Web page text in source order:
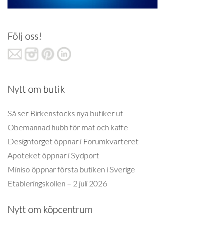
Följ oss!
Nytt om butik
Så ser Birkenstocks nya butiker ut
Obemannad hubb för mat och kaffe
Designtorget öppnar i Forumkvarteret
Apoteket öppnar i Sydport
Miniso öppnar första butiken i Sverige
Etableringskollen – 2 juli 2026
Nytt om köpcentrum